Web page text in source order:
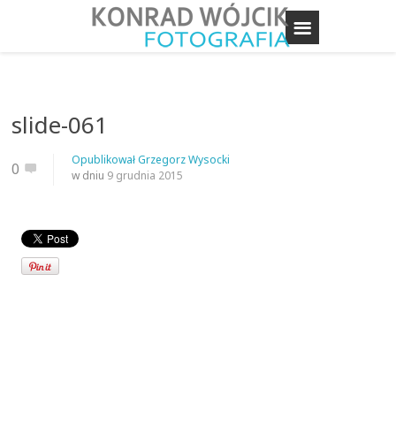
slide-061
0 OpublikowałGrzegorz Wysocki
w dniu 9 grudnia 2015